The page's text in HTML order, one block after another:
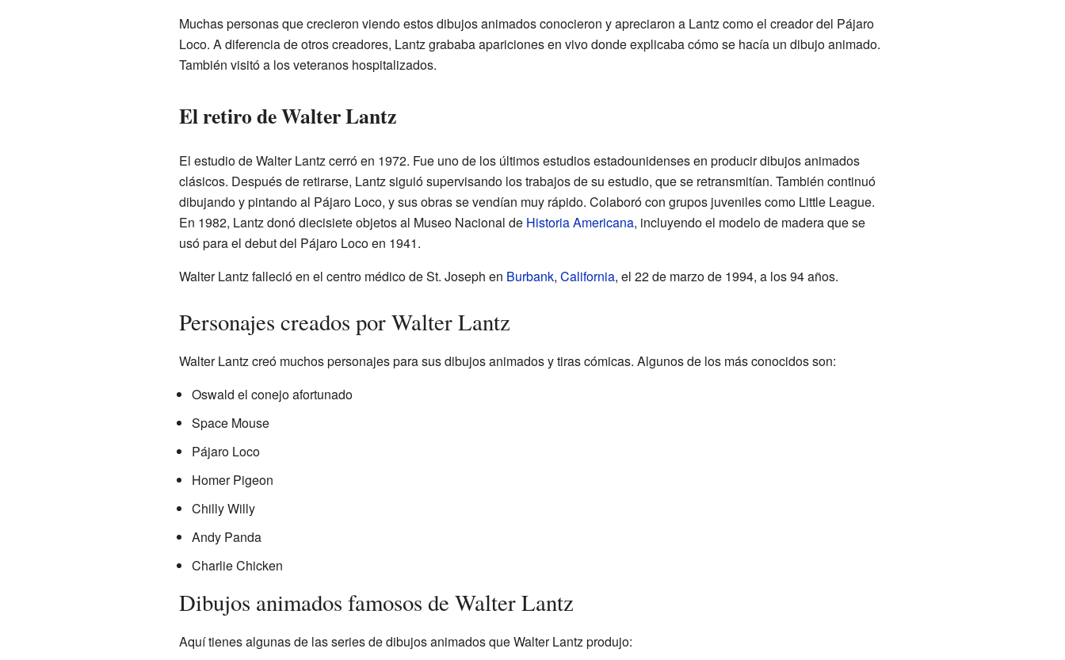
Muchas personas que crecieron viendo estos dibujos animados conocieron y apreciaron a Lantz como el creador del Pájaro
Loco. A diferencia de otros creadores, Lantz grababa apariciones en vivo donde explicaba cómo se hacía un dibujo animado.
También visitó a los veteranos hospitalizados.
El retiro de Walter Lantz
El estudio de Walter Lantz cerró en 1972. Fue uno de los últimos estudios estadounidenses en producir dibujos animados
clásicos. Después de retirarse, Lantz siguió supervisando los trabajos de su estudio, que se retransmitían. También continuó
dibujando y pintando al Pájaro Loco, y sus obras se vendían muy rápido. Colaboró con grupos juveniles como Little League.
En 1982, Lantz donó diecisiete objetos al Museo Nacional de Historia Americana, incluyendo el modelo de madera que se
usó para el debut del Pájaro Loco en 1941.
Walter Lantz falleció en el centro médico de St. Joseph en Burbank, California, el 22 de marzo de 1994, a los 94 años.
Personajes creados por Walter Lantz
Walter Lantz creó muchos personajes para sus dibujos animados y tiras cómicas. Algunos de los más conocidos son:
Oswald el conejo afortunado
Space Mouse
Pájaro Loco
Homer Pigeon
Chilly Willy
Andy Panda
Charlie Chicken
Dibujos animados famosos de Walter Lantz
Aquí tienes algunas de las series de dibujos animados que Walter Lantz produjo: